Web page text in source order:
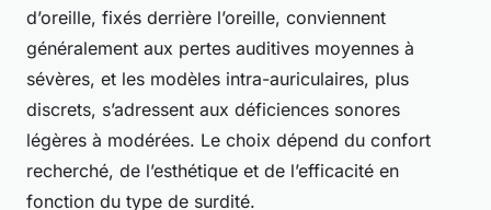
d’oreille, fixés derrière l’oreille, conviennent
généralement aux pertes auditives moyennes à
sévères, et les modèles intra-auriculaires, plus
discrets, s’adressent aux déficiences sonores
légères à modérées. Le choix dépend du confort
recherché, de l’esthétique et de l’efficacité en
fonction du type de surdité.